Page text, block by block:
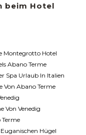
beim Hotel
Montegrotto Hotel
Abano Terme
Spa Urlaub In Italien
Von Abano Terme
Von Venedig
Hügel